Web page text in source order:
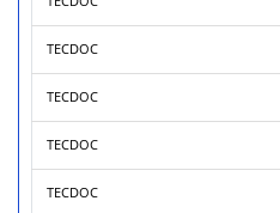
TECDOC
TECDOC
TECDOC
TECDOC